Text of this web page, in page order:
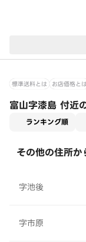
標準送料とは お店価格とは
富山字漆島 付近
ランキング順
その他の住所か
字池後
字市原